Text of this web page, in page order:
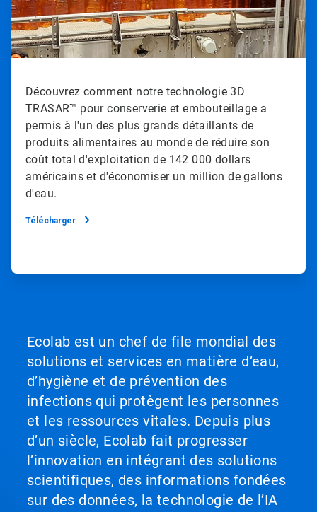
Découvrez comment notre technologie 3D
TRASAR™ pour conserverie et embouteillage a
permis à l'un des plus grands détaillants de
produits alimentaires au monde de réduire son
coût total d'exploitation de 142 000 dollars
américains et d'économiser un million de gallons
d'eau.
Télécharger
Ecolab est un chef de file mondial des
solutions et services en matière d’eau,
d’hygiène et de prévention des
infections qui protègent les personnes
et les ressources vitales. Depuis plus
d’un siècle, Ecolab fait progresser
l’innovation en intégrant des solutions
scientifiques, des informations fondées
sur des données, la technologie de l’IA